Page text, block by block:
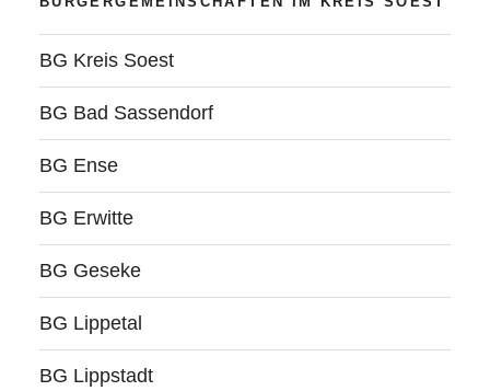
BG Kreis Soest
BG Bad Sassendorf
BG Ense
BG Erwitte
BG Geseke
BG Lippetal
BG Lippstadt